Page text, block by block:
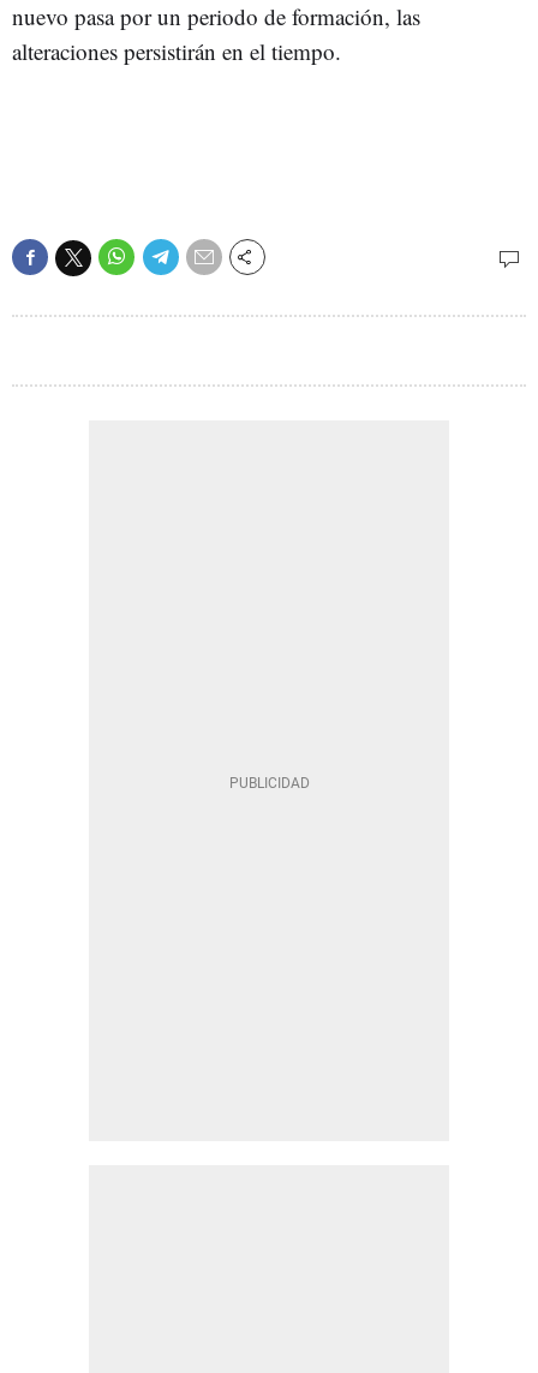
nuevo pasa por un periodo de formación, las
alteraciones persistirán en el tiempo.